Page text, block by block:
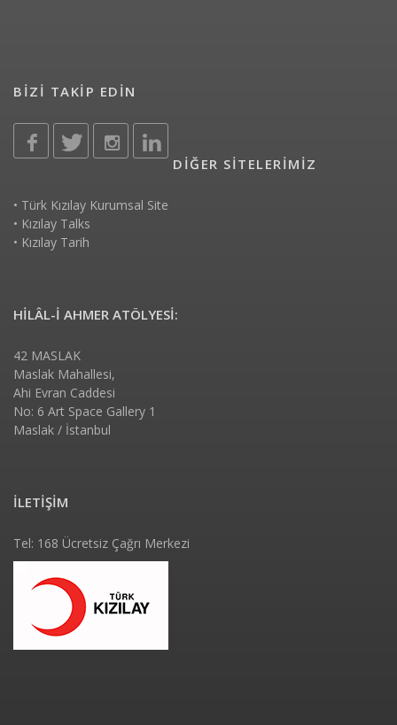
BİZİ TAKİP EDİN
DİĞER SİTELERİMİZ
• Türk Kızılay Kurumsal Site
• Kızılay Talks
• Kızılay Tarih
HİLÂL-İ AHMER ATÖLYESİ:
42 MASLAK
Maslak Mahallesi,
Ahi Evran Caddesi
No: 6 Art Space Gallery 1
Maslak / İstanbul
İLETİŞİM
Tel: 168 Ücretsiz Çağrı Merkezi